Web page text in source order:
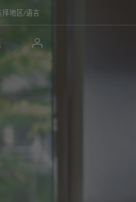
择地区/语言